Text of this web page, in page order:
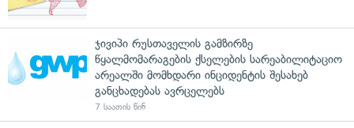
ჯივიპი რუსთაველის გამზირზე
წყალმომარაგების ქსელების სარეაბილიტაციო
არეალში მომხდარი ინციდენტის შესახებ
განცხადებას ავრცელებს
7 საათის წინ